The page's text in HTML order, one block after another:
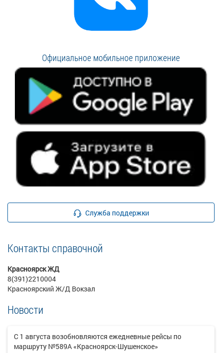
Официальное мобильное приложение
Служба поддержки
Контакты справочной
Красноярск ЖД
8(391)2210004
Красноярский Ж/Д Вокзал
Новости
С 1 августа возобновляются ежедневные рейсы по
маршруту №589А «Красноярск-Шушенское»